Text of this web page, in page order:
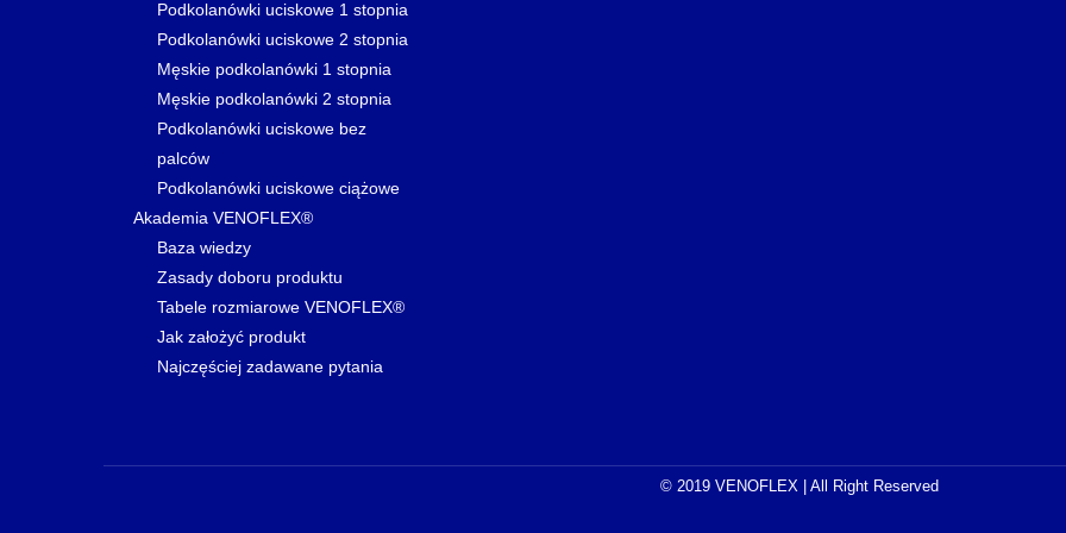
Podkolanówki uciskowe 1 stopnia
Podkolanówki uciskowe 2 stopnia
Męskie podkolanówki 1 stopnia
Męskie podkolanówki 2 stopnia
Podkolanówki uciskowe bez
palców
Podkolanówki uciskowe ciążowe
Akademia VENOFLEX®
Baza wiedzy
Zasady doboru produktu
Tabele rozmiarowe VENOFLEX®
Jak założyć produkt
Najczęściej zadawane pytania
© 2019 VENOFLEX | All Right Reserved